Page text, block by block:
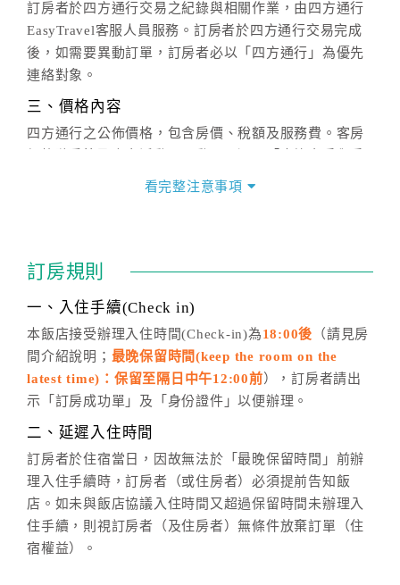
訂房者於四方通行交易之紀錄與相關作業，由四方通行
EasyTravel客服人員服務。訂房者於四方通行交易完成
後，如需要異動訂單，訂房者必以「四方通行」為優先
連絡對象。
三、價格內容
四方通行之公佈價格，包含房價、稅額及服務費。客房
價」之當日價格為標準。
話方式異動訂單。
※非客服時間之申辦異動，皆為次日計算及辦理。
五、客服時間
週一至週日，上午9:00～晚上6:00
六、聯絡方式
(07)9682715 。
看完整注意事項
訂房規則
一、入住手續(Check in)
本飯店接受辦理入住時間(Check-in)為18:00後 （請見房
間介紹說明； 最晚保留時間(keep the room on the
latest time)：保留至隔日中午12:00前），訂房者請出
示「訂房成功單」及「身份證件」以便辦理。
二、延遲入住時間
訂房者於住宿當日，因故無法於「最晚保留時間」前辦
理入住手續時，訂房者（或住房者）必須提前告知飯
店。如未與飯店協議入住時間又超過保留時間未辦理入
住手續，則視訂房者（及住房者）無條件放棄訂單（住
宿權益）。